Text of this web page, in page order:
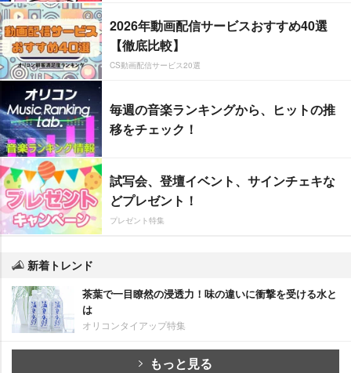
2026年動画配信サービスおすすめ40選
【徹底比較】
CS動画配信サービス20選
毎週の音楽ランキングから、ヒットの推
移をチェック！
試写会、登壇イベント、サインチェキな
どプレゼント！
プレゼント特集
新着トレンド
茶葉で一目瞭然の浸透力！味の違いに衝撃を受ける水と
は
オリコンタイアップ特集
もっと見る